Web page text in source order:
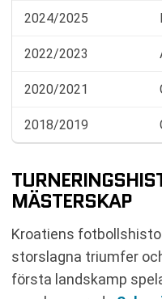
2024/2025
2022/2023
2020/2021
2018/2019
MÄSTERSKAP
Kroatiens
storslagna triumfer
första landskamp